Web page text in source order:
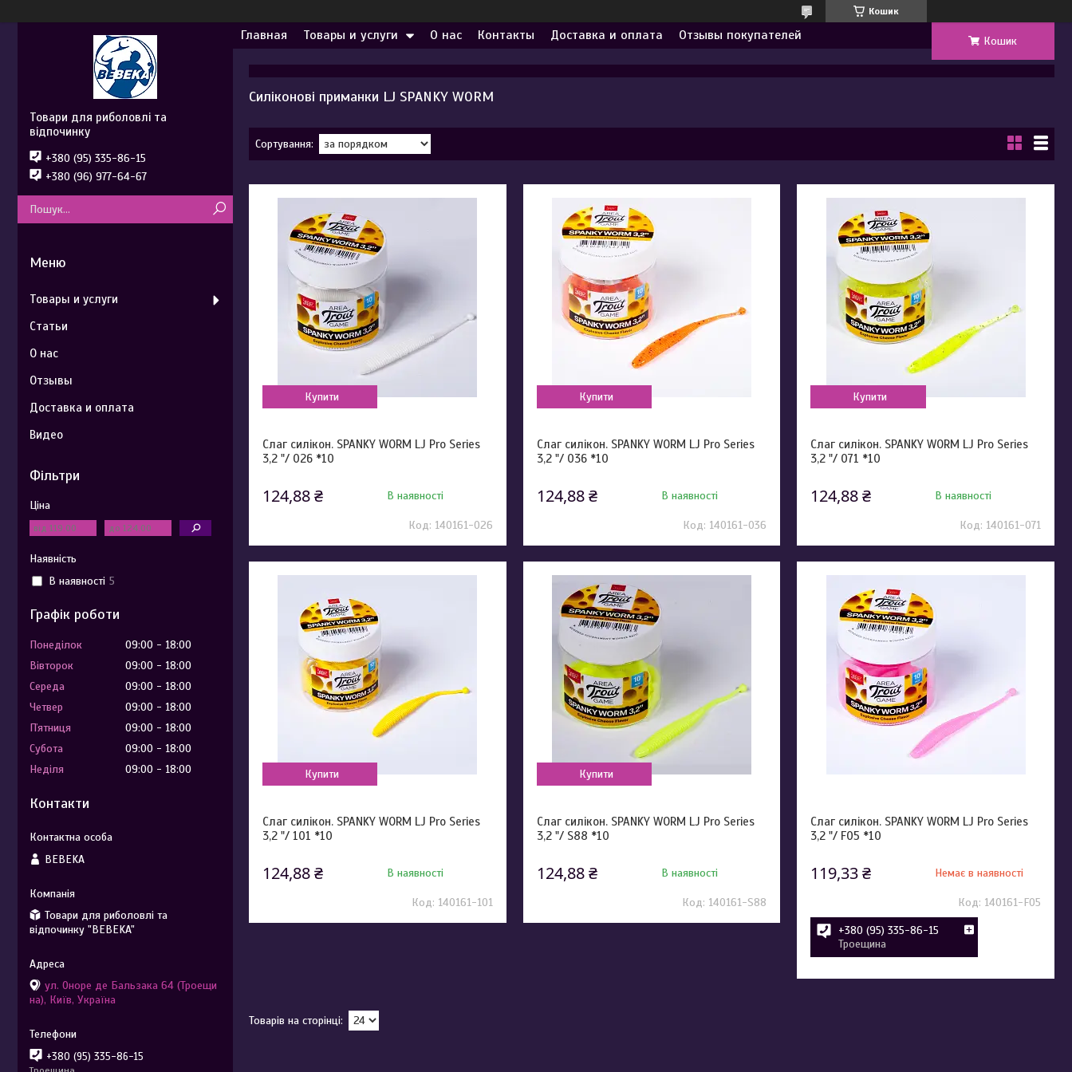
Кошик
Главная Товары и услуги О нас Контакты Доставка и оплата Отзывы покупателей Кошик
Силіконові приманки LJ SPANKY WORM
Купити
Слаг силікон. SPANKY WORM LJ Pro Series
3,2 "/ 026 *10
124,88 ₴ В наявності
140161-026
Купити
Слаг силікон. SPANKY WORM LJ Pro Series
3,2 "/ 036 *10
124,88 ₴ В наявності
140161-036
Купити
Слаг силікон. SPANKY WORM LJ Pro Series
3,2 "/ 071 *10
124,88 ₴ В наявності
140161-071
Купити
Слаг силікон. SPANKY WORM LJ Pro Series
3,2 "/ 101 *10
124,88 ₴ В наявності
140161-101
Купити
Слаг силікон. SPANKY WORM LJ Pro Series
3,2 "/ S88 *10
124,88 ₴ В наявності
140161-S88
Слаг силікон. SPANKY WORM LJ Pro Series
3,2 "/ F05 *10
119,33 ₴ Немає в наявності
140161-F05
+380 (95) 335-86-15
Троещина
Товари для риболовлі та
відпочинку
+380 (95) 335-86-15
+380 (96) 977-64-67
Товары и услуги
Статьи
О нас
Отзывы
Доставка и оплата
Видео
Фільтри
Ціна
Наявність
В наявності 5
Графік роботи
Понеділок 09:00
18:00
Вівторок
09:00
18:00
Середа
09:00
18:00
Четвер
09:00
18:00
Пʼятниця
09:00
18:00
Субота
09:00
18:00
Неділя
09:00 18:00
Контакти
BEBEKA
Товари для риболовлі та
відпочинку "BEBEKA"
ул. Оноре де Бальзака 64 (Троещи
на), Київ, Україна
+380 (95) 335-86-15